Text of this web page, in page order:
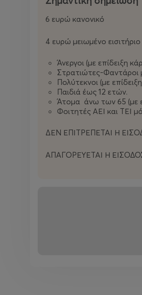
6 ευρώ κανονικό
4 ευρώ μειωμένο εισιτήριο
Άνεργοι (με επίδειξη
Στρατιώτες-Φαντάροι
Πολύτεκνοι (με
Παιδιά έως 12 ετών.
Άτομα άνω των 65 (με
Φοιτητές ΑΕΙ και ΤΕΙ
ΔΕΝ ΕΠΙΤΡΕΠΕΤΑΙ Η
ΑΠΑΓΟΡΕΥΕΤΑΙ Η